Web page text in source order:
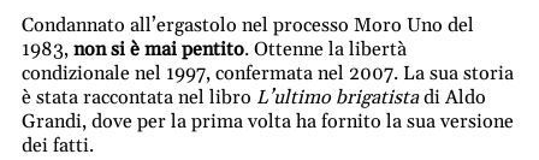
Condannato all’ergastolo nel processo Moro Uno del
1983, non si è mai pentito. Ottenne la libertà
condizionale nel 1997, confermata nel 2007. La sua storia
è stata raccontata nel libro L’ultimo brigatistadi Aldo
Grandi, dove per la prima volta ha fornito la sua versione
dei fatti.